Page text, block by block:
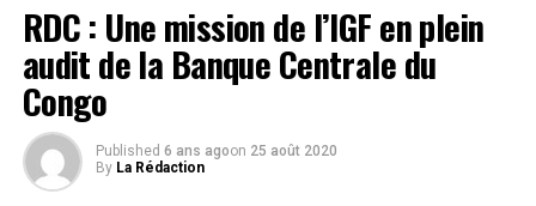
RDC : Une mission de l’IGF en plein
audit de la Banque Centrale du
Congo
Published 6 ans agoon 25 août 2020
By La Rédaction